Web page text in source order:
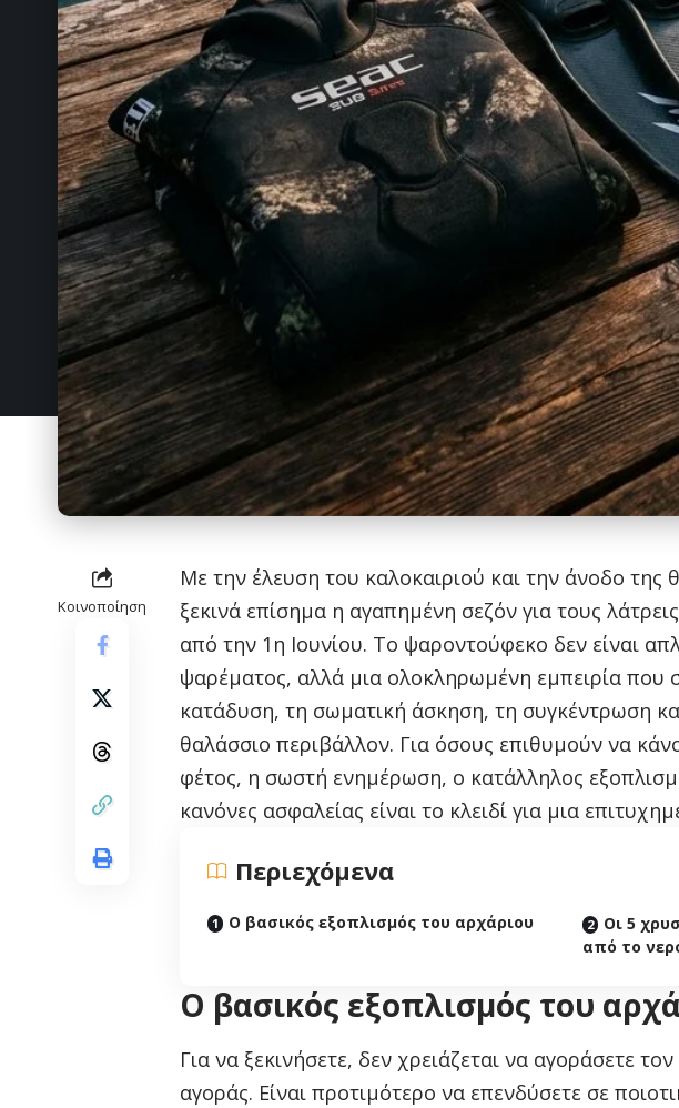
Κοινοποίηση
Με την έλευση του καλοκαιριού και την άνοδο της
ξεκινά επίσημα η αγαπημένη σεζόν για τους
από την 1η Ιουνίου. Το ψαροντούφεκο δεν είναι
ψαρέματος, αλλά μια ολοκληρωμένη εμπειρία που
κατάδυση, τη σωματική άσκηση, τη συγκέντρωση
θαλάσσιο περιβάλλον. Για όσους επιθυμούν να
φέτος, η σωστή ενημέρωση, ο κατάλληλος
κανόνες ασφαλείας είναι το κλειδί για μια
Περιεχόμενα
Ο βασικός εξοπλισμός του αρχάριου
Οι 5
από το
Ο βασικός εξοπλισμός του
Για να ξεκινήσετε, δεν χρειάζεται να αγοράσετε
αγοράς. Είναι προτιμότερο να επενδύσετε σε